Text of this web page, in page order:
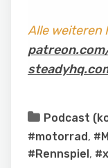
Alle weiteren
Podcast
#motorrad,
#Rennspiel,